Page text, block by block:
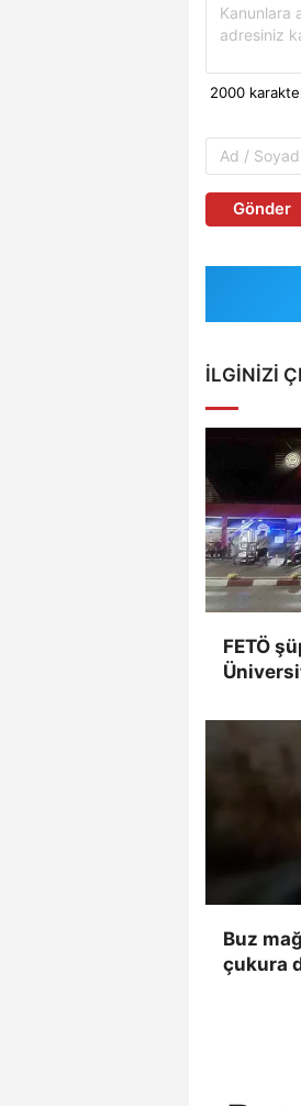
Gönder
İLGINIZI
FETÖ
Buz
çukura